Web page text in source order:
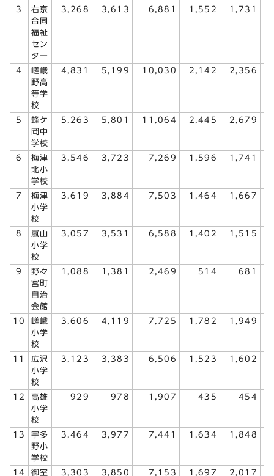
3
右京
合同
福祉
セン
ター
3,268 3,613 6,881 1,552 1,731
4
嵯峨
野高
等学
校
4,831 5,199 10,030 2,142 2,356
5
蜂ケ
岡中
学校
5,263 5,801 11,064 2,445 2,679
6
梅津
北小
学校
3,546 3,723 7,269 1,596 1,741
7
梅津
小学
校
3,619 3,884 7,503 1,464 1,667
8
嵐山
小学
校
3,057 3,531 6,588 1,402 1,515
9
野々
宮町
自治
会館
1,088 1,381 2,469 514 681
10
嵯峨
小学
校
3,606 4,119 7,725 1,782 1,949
11
広沢
小学
校
3,123 3,383 6,506 1,523 1,602
12
高雄
小学
校
929 978 1,907 435 454
13
宇多
野小
学校
3,464 3,977 7,441 1,634 1,848
14 御室 3,303 3,850 7,153 1,697 2,017